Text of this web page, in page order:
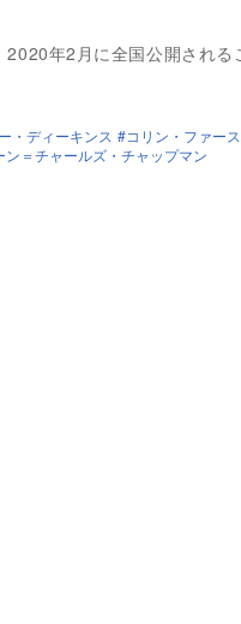
年2月に全国公開される
・ディーキンス
コリン・ファース
ン＝チャールズ・チャップマン